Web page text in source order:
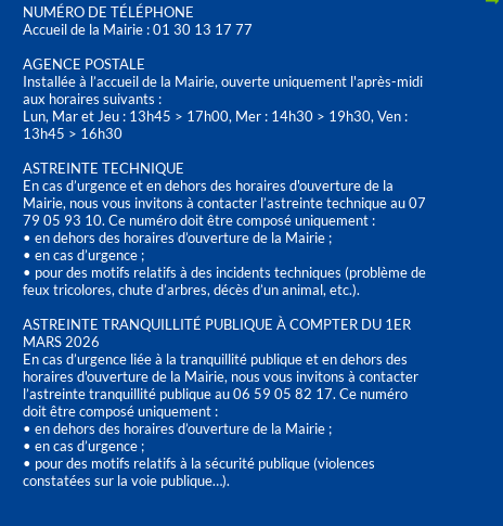
NUMÉRO DE TÉLÉPHONE
Accueil de la Mairie : 01 30 13 17 77
AGENCE POSTALE
Installée à l’accueil de la Mairie, ouverte uniquement l'après-midi
aux horaires suivants :
Lun, Mar et Jeu : 13h45 > 17h00, Mer : 14h30 > 19h30, Ven :
13h45 > 16h30
ASTREINTE TECHNIQUE
En cas d’urgence et en dehors des horaires d'ouverture de la
Mairie, nous vous invitons à contacter l’astreinte technique au 07
79 05 93 10. Ce numéro doit être composé uniquement :
• en dehors des horaires d’ouverture de la Mairie ;
• en cas d’urgence ;
• pour des motifs relatifs à des incidents techniques (problème de
feux tricolores, chute d’arbres, décès d’un animal, etc.).
ASTREINTE TRANQUILLITÉ PUBLIQUE À COMPTER DU 1ER
MARS 2026
En cas d’urgence liée à la tranquillité publique et en dehors des
horaires d'ouverture de la Mairie, nous vous invitons à contacter
l’astreinte tranquillité publique au 06 59 05 82 17. Ce numéro
doit être composé uniquement :
• en dehors des horaires d’ouverture de la Mairie ;
• en cas d’urgence ;
• pour des motifs relatifs à la sécurité publique (violences
constatées sur la voie publique…).